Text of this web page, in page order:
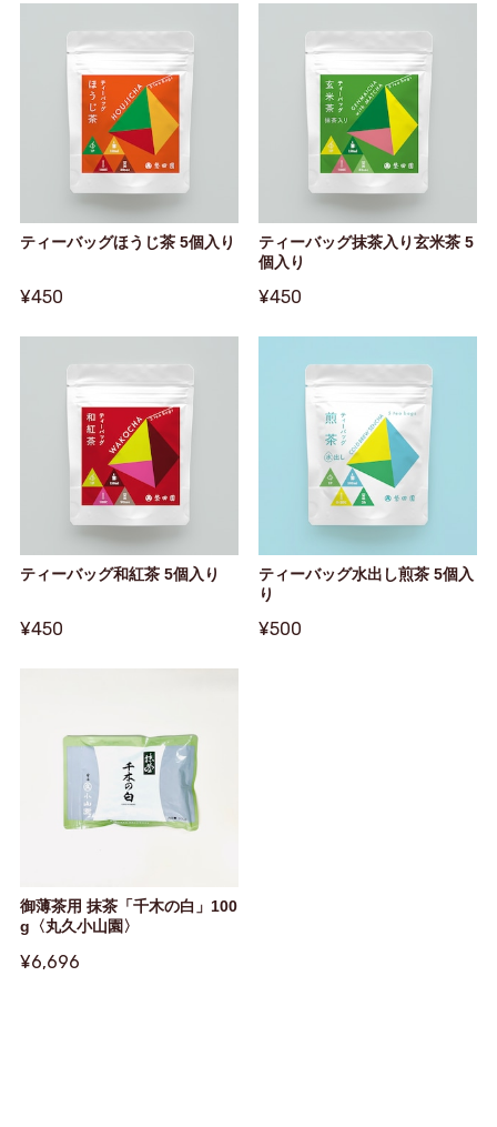
ティーバッグほうじ茶 5個入り
¥450
ティーバッグ抹茶入り玄米茶 5
個入り
¥450
ティーバッグ和紅茶 5個入り
¥450
ティーバッグ水出し煎茶 5個入
り
¥500
御薄茶用 抹茶「千木の白」100
g〈丸久小山園〉
¥6,696